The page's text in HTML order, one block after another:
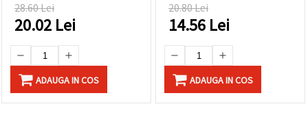
28.60 Lei
20.02 Lei
ADAUGA IN COS
20.80 Lei
14.56 Lei
ADAUGA IN COS